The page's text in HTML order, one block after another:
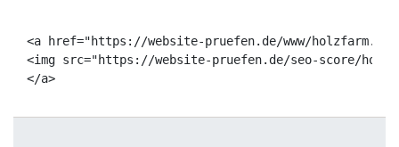
<a href="https://website-pruefen.de/www/
<img src="https://website-pruefen.de/seo-score/